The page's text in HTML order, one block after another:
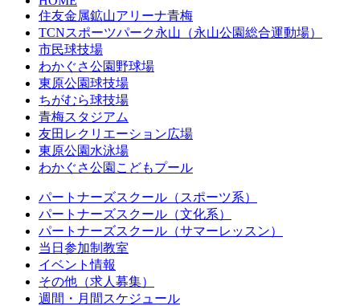
住友金属鉱山アリーナ青梅
TCNスポーツパーク永山（永山公園総合運動場）
市民球技場
わかぐさ公園野球場
東原公園球技場
ちがむら球技場
青梅スタジアム
友田レクリエーション広場
東原公園水泳場
わかぐさ公園こどもプール
パートナーズスクール（スポーツ系）
パートナーズスクール（文化系）
パートナーズスクール（サマーレッスン）
当日参加制教室
イベント情報
その他（求人募集）
週間・月間スケジュール